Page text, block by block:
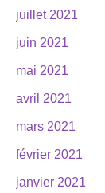
juillet 2021
juin 2021
mai 2021
avril 2021
mars 2021
février 2021
janvier 2021